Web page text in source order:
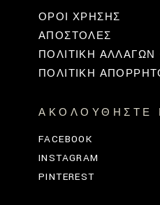
ΟΡΟΙ ΧΡΗΣΗΣ
ΑΠΟΣΤΟΛΕΣ
ΠΟΛΙΤΙΚΉ
ΠΟΛΙΤΙΚΗ
ΑΚΟΛΟΥΘΉΣΤΕ
FACEBOOK
INSTAGRAM
PINTEREST